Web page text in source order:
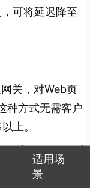
可将延迟降至
关，对Web页
种方式无需客户
上。
适用场
景